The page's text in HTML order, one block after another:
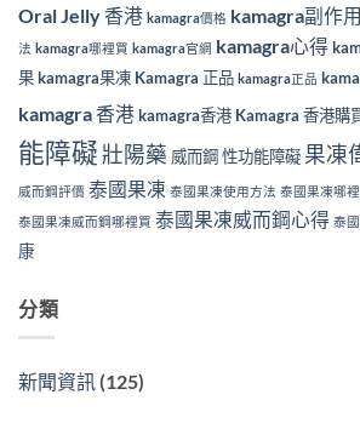
Oral Jelly 香港 kamagra價格 kamagra副作用
法 kamagra哪裡買 kamagra官網 kamagra心得
果kamagra果凍 Kamagra 正品 kamagra正品
kamagra 香港kamagra香港 Kamagra 香港購
能障礙壯陽藥 威而鋼 性功能障礙 果凍
威而鋼評價 泰國果凍 泰國果凍使用方法 泰國果凍哪
泰國果凍威而鋼哪裡買 泰國果凍威而鋼心得 泰
康
分類
新聞資訊 (125)